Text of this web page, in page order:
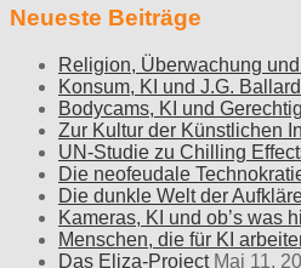
Neueste Beiträge
Religion, Überwachung und
Konsum, KI und J.G. Ballard
Bodycams, KI und
Zur Kultur der Künstlichen
UN-Studie zu Chilling
Die neofeudale
Die dunkle Welt der
Kameras, KI und ob’s was
Menschen, die für KI
Das Eliza-Project Mai 11,